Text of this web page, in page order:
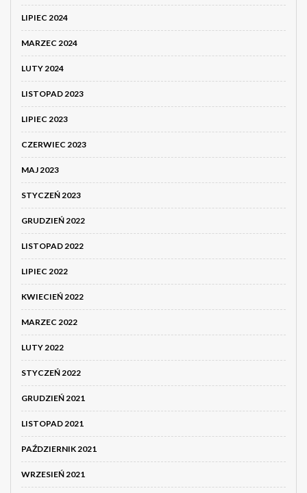
LIPIEC 2024
MARZEC 2024
LUTY 2024
LISTOPAD 2023
LIPIEC 2023
CZERWIEC 2023
MAJ 2023
STYCZEŃ 2023
GRUDZIEŃ 2022
LISTOPAD 2022
LIPIEC 2022
KWIECIEŃ 2022
MARZEC 2022
LUTY 2022
STYCZEŃ 2022
GRUDZIEŃ 2021
LISTOPAD 2021
PAŹDZIERNIK 2021
WRZESIEŃ 2021